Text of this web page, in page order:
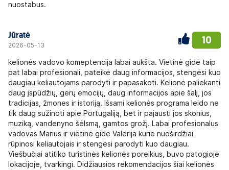
nuostabus.
Jūratė
2026-05-13 10
kelionės vadovo komeptencija labai aukšta. Vietinė gidė taip
pat labai profesionali, pateikė daug informacijos, stengėsi kuo
daugiau keliautojams parodyti ir papasakoti. Kelionė paliekanti
daug įspūdžių, gerų emocijų, daug informacijos apie šalį, jos
tradicijas, žmones ir istoriją. Išsami kelionės programa leido ne
tik daug sužinoti apie Portugaliją, bet ir pajausti jos skonius,
muziką, vandenyno šėlsmą, gamtos grožį. Labai profesionalus
vadovas Marius ir vietinė gidė Valerija kurie nuoširdžiai
rūpinosi keliautojais ir stengėsi parodyti kuo daugiau.
Viešbučiai atitiko turistinės kelionės poreikius, buvo patogioje
lokacijoje, tvarkingi. Didžiausios rekomendacijos šiai kelionės